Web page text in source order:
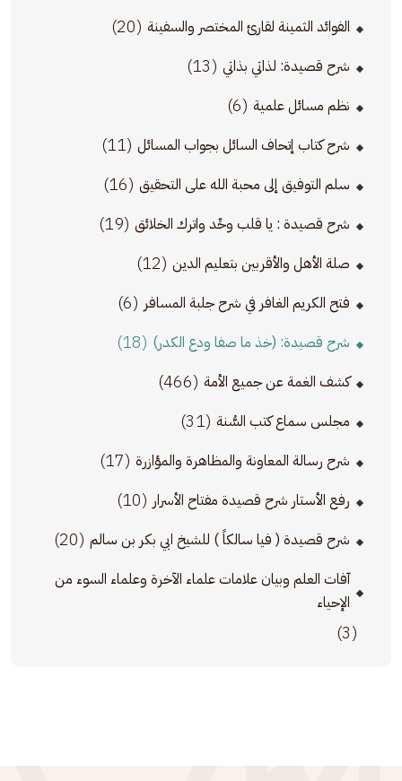
الفوائد الثمينة لقارئ المختصر والسفينة (20)
شرح قصيدة: لذاتي بذاتي (13)
نظم مسائل علمية (6)
شرح كتاب إتحاف السائل بجواب المسائل (11)
سلم التوفيق إلى محبة الله على التحقيق (16)
شرح قصيدة : يا قلب وحِّد واترك الخلائق (19)
صلة الأهل والأقربين بتعليم الدين (12)
فتح الكريم الغافر في شرح جلبة المسافر (6)
شرح قصيدة: (خذ ما صفا ودع الكدر) (18)
كشف الغمة عن جميع الأمة (466)
مجلس سماع كتب السُّنة (31)
شرح رسالة المعاونة والمظاهرة والمؤازرة (17)
رفع الأستار شرح قصيدة مفتاح الأسرار (10)
شرح قصيدة ( فيا سالكاً ) للشيخ ابي بكر بن سالم (20)
آفات العلم وبيان علامات علماء الآخرة وعلماء السوء من
الإحياء
(3)